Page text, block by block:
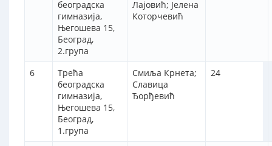
београдска
гимназија,
Његошева 15,
Београд,
2.група
Лајовић; Јелена
Которчевић
6
Трећа
београдска
гимназија,
Његошева 15,
Београд,
1.група
Смиља Крнета;
Славица
Ђорђевић
24